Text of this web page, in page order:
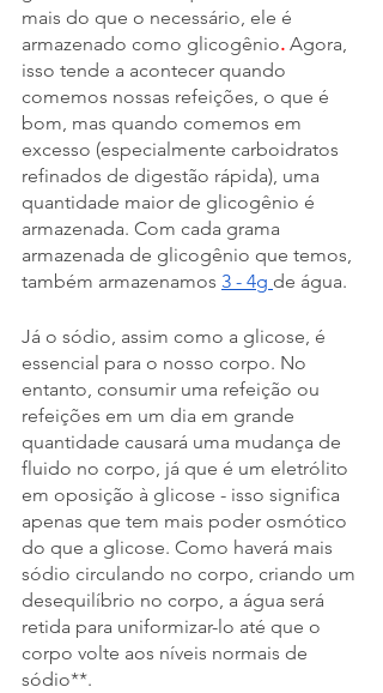
mais do que o necessário, ele é
armazenado como glicogênio. Agora,
isso tende a acontecer quando
comemos nossas refeições, o que é
bom, mas quando comemos em
excesso (especialmente carboidratos
refinados de digestão rápida), uma
quantidade maior de glicogênio é
armazenada. Com cada grama
armazenada de glicogênio que temos,
também armazenamos 3 - 4g de água.
Já o sódio, assim como a glicose, é
essencial para o nosso corpo. No
entanto, consumir uma refeição ou
refeições em um dia em grande
quantidade causará uma mudança de
fluido no corpo, já que é um eletrólito
em oposição à glicose - isso significa
apenas que tem mais poder osmótico
do que a glicose. Como haverá mais
sódio circulando no corpo, criando um
desequilíbrio no corpo, a água será
retida para uniformizar-lo até que o
corpo volte aos níveis normais de
sódio**.